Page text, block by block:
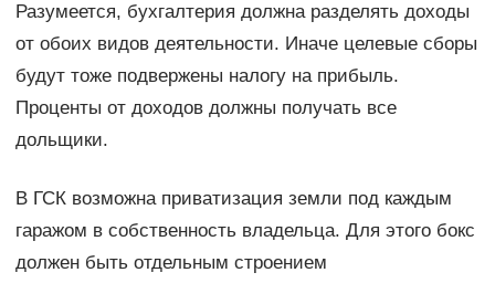
Разумеется, бухгалтерия должна разделять доходы
от обоих видов деятельности. Иначе целевые сборы
будут тоже подвержены налогу на прибыль.
Проценты от доходов должны получать все
дольщики.
В ГСК возможна приватизация земли под каждым
гаражом в собственность владельца. Для этого бокс
должен быть отдельным строением